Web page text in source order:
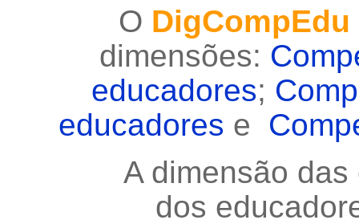
O DigCompEdu
dimensões:
educadores;
educadores e
A dimensão
dos